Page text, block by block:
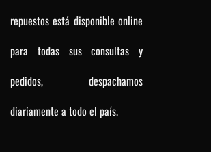
repuestos está disponible online
para todas sus consultas y
pedidos, despachamos
diariamente a todo el país.